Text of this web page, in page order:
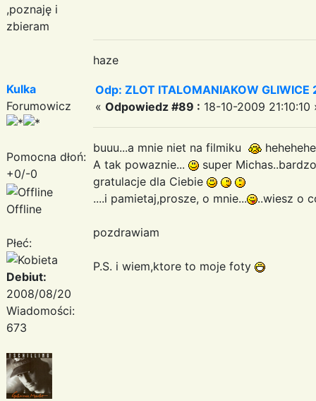
,poznaję i
zbieram
haze
Kulka
Forumowicz
Pomocna dłoń:
+0/-0
Offline
Płeć:
Debiut:
2008/08/20
Wiadomości:
673
Odp: ZLOT ITALOMANIAKOW
« Odpowiedz #89 : 18-10-2009 21:10:10
buuu...a mnie niet na filmiku
hehehehe
A tak powaznie...
super
gratulacje dla Ciebie
....i pamietaj,prosze, o mnie...
..wiesz o
pozdrawiam
P.S. i wiem,ktore to moje foty